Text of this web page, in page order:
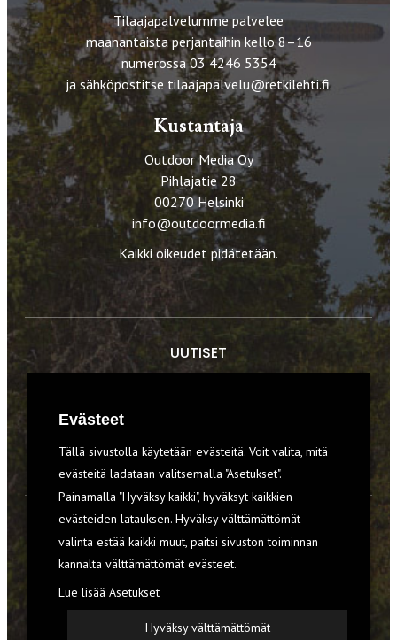
Tilaajapalvelumme palvelee
maanantaista perjantaihin kello 8–16
numerossa 03 4246 5354
ja sähköpostitse tilaajapalvelu@retkilehti.fi.
Kustantaja
Outdoor Media Oy
Pihlajatie 28
00270 Helsinki
info@outdoormedia.fi
Kaikki oikeudet pidätetään.
UUTISET
VARUSTEET
TILAA RETKI-LEHTI
YHTEYSTIEDOT
REKISTERISELOSTE
Evästeet
Tällä sivustolla käytetään evästeitä. Voit valita, mitä
evästeitä ladataan valitsemalla "Asetukset".
Painamalla "Hyväksy kaikki", hyväksyt kaikkien
evästeiden latauksen. Hyväksy välttämättömät -
valinta estää kaikki muut, paitsi sivuston toiminnan
kannalta välttämättömät evästeet.
Lue lisää Asetukset
Hyväksy välttämättömät